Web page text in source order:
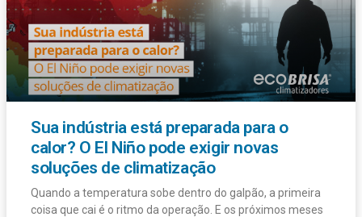
Sua indústria está preparada para o
calor? O El Niño pode exigir novas
soluções de climatização
Quando a temperatura sobe dentro do galpão, a primeira
coisa que cai é o ritmo da operação. E os próximos meses